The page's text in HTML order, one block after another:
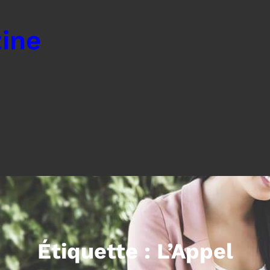
Étiquette : L’Appel